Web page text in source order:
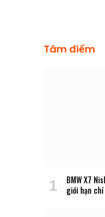
Tâm điểm
BMW X7
giới hạn